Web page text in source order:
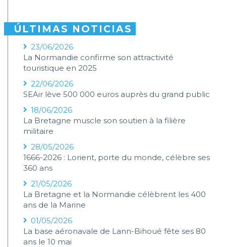
ÚLTIMAS NOTICIAS
23/06/2026
La Normandie confirme son attractivité
touristique en 2025
22/06/2026
SEAir lève 500 000 euros auprès du grand public
18/06/2026
La Bretagne muscle son soutien à la filière
militaire
28/05/2026
1666-2026 : Lorient, porte du monde, célèbre ses
360 ans
21/05/2026
La Bretagne et la Normandie célèbrent les 400
ans de la Marine
01/05/2026
La base aéronavale de Lann-Bihoué fête ses 80
ans le 10 mai